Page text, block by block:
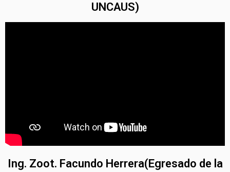
UNCAUS)
Ing. Zoot. Facundo Herrera(Egresado de la